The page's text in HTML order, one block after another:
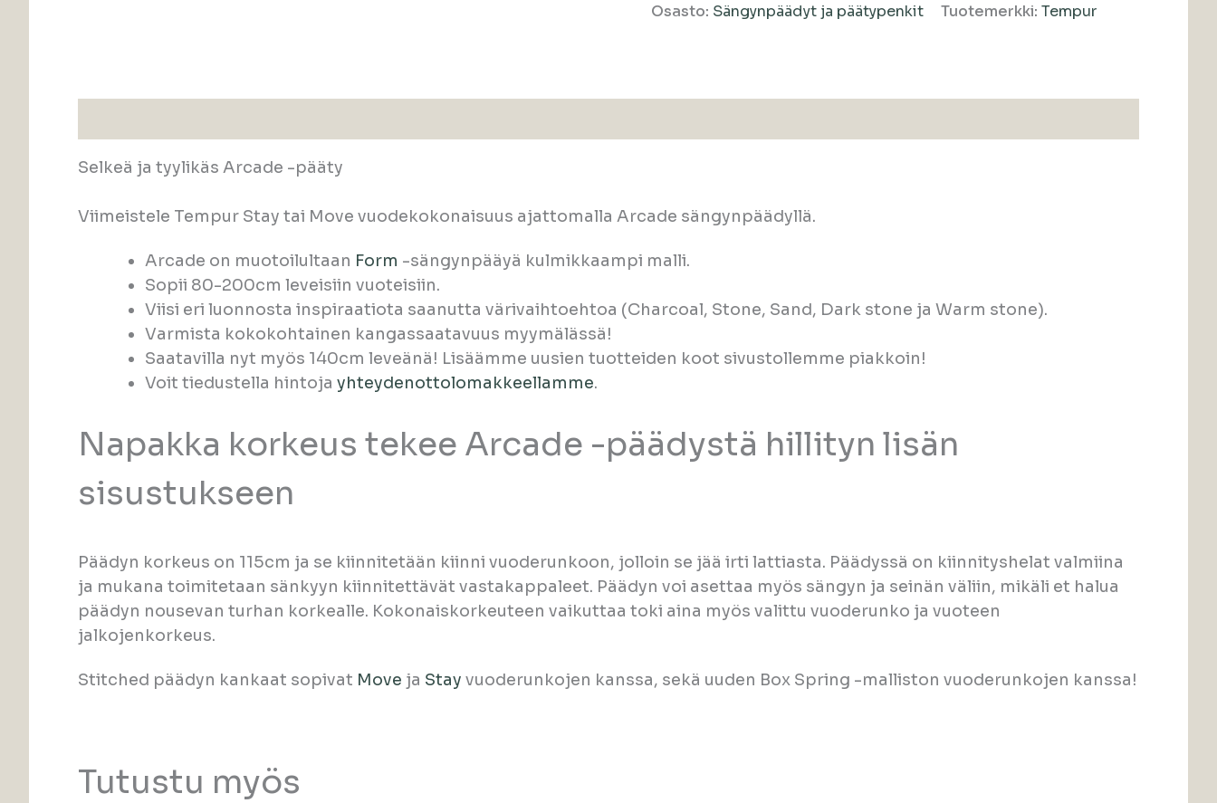
Osasto: Sängynpäädyt ja päätypenkit Tuotemerkki: Tempur
Selkeä ja tyylikäs Arcade -pääty
Viimeistele Tempur Stay tai Move vuodekokonaisuus ajattomalla Arcade sängynpäädyllä.
Arcade on muotoilultaan Form -sängynpääyä kulmikkaampi malli.
Sopii 80-200cm leveisiin vuoteisiin.
Viisi eri luonnosta inspiraatiota saanutta värivaihtoehtoa (Charcoal, Stone, Sand, Dark stone ja Warm stone).
Varmista kokokohtainen kangassaatavuus myymälässä!
Saatavilla nyt myös 140cm leveänä! Lisäämme uusien tuotteiden koot sivustollemme piakkoin!
Voit tiedustella hintoja yhteydenottolomakkeellamme.
Napakka korkeus tekee Arcade -päädystä hillityn lisän
sisustukseen
Päädyn korkeus on 115cm ja se kiinnitetään kiinni vuoderunkoon, jolloin se jää irti lattiasta. Päädyssä on kiinnityshelat valmiina
ja mukana toimitetaan sänkyyn kiinnitettävät vastakappaleet. Päädyn voi asettaa myös sängyn ja seinän väliin, mikäli et halua
päädyn nousevan turhan korkealle. Kokonaiskorkeuteen vaikuttaa toki aina myös valittu vuoderunko ja vuoteen
jalkojenkorkeus.
Stitched päädyn kankaat sopivat Move ja Stay vuoderunkojen kanssa, sekä uuden Box Spring -malliston vuoderunkojen kanssa!
Tutustu myös